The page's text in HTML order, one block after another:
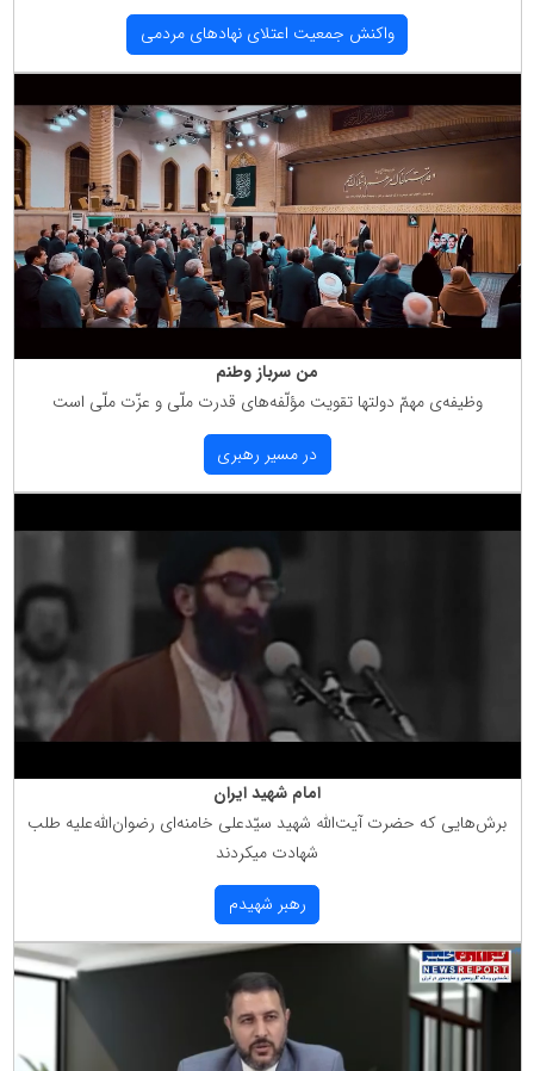
واكنش جمعیت اعتلای نهادهای مردمی
من سرباز وطنم
وظیفه‌ی مهمّ دولتها تقویت مؤلّفه‌های قدرت ملّی و عزّت ملّی است
در مسیر رهبری
امام شهید ایران
برش‌هایی كه حضرت آیت‌الله شهید سیّدعلی خامنه‌ای رضوان‌الله‌علیه طلب
شهادت میكردند
رهبر شهیدم